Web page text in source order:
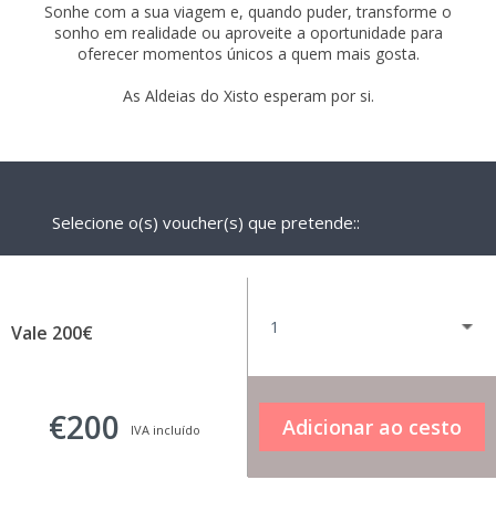
Sonhe com a sua viagem e, quando puder, transforme o
sonho em realidade ou aproveite a oportunidade para
oferecer momentos únicos a quem mais gosta.
As Aldeias do Xisto esperam por si.
Selecione o(s) voucher(s) que pretende::
Vale 200€
€200 IVA incluído